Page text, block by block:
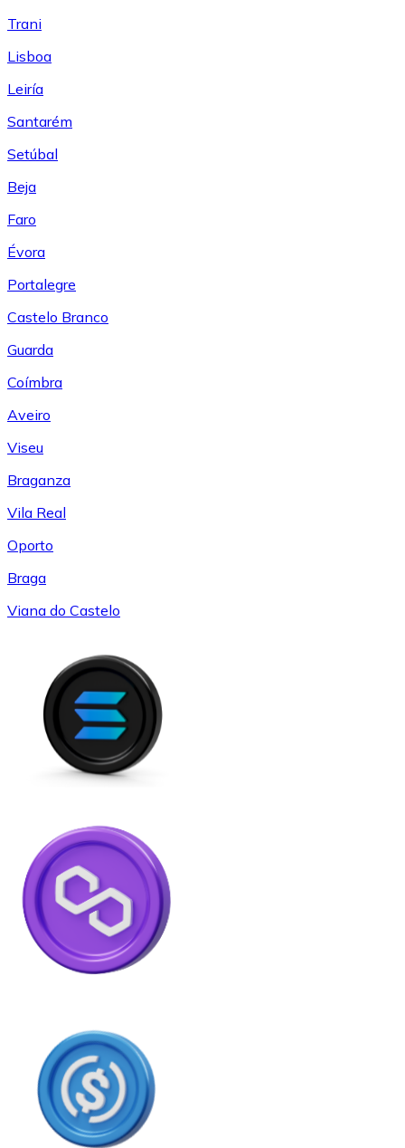
Trani
Lisboa
Leiría
Santarém
Setúbal
Beja
Faro
Évora
Portalegre
Castelo Branco
Guarda
Coímbra
Aveiro
Viseu
Braganza
Vila Real
Oporto
Braga
Viana do Castelo